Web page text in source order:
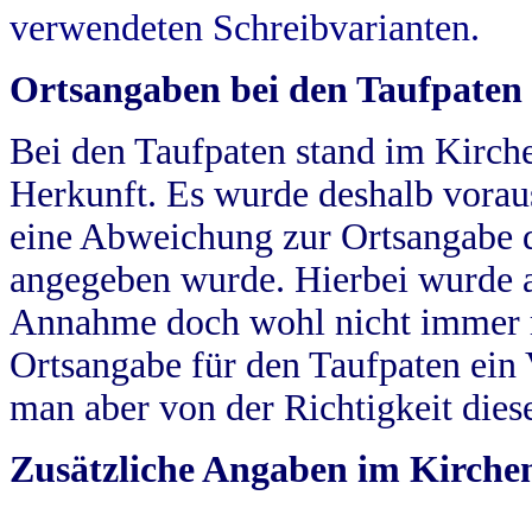
verwendeten Schreibvarianten.
Ortsangaben bei den Taufpaten
Bei den Taufpaten stand im
Herkunft. Es wurde deshalb
eine Abweichung zur
angegeben wurde. Hierbei wurde
Annahme doch wohl nicht
Ortsangabe für den Taufpaten
man aber von der Richtigkeit
Zusätzliche Angaben im